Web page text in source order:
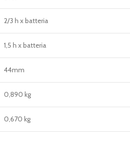
2/3 h x batteria
1,5 h x batteria
44mm
0,890 kg
0,670 kg